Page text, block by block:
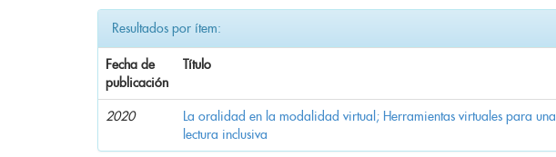
Resultados por ítem:
Fecha de
publicación
Título
2020
La oralidad en la modalidad virtual; Herramientas virtuales para una
lectura inclusiva